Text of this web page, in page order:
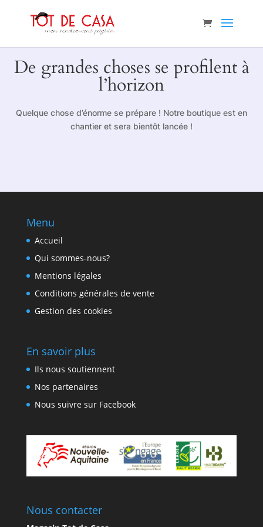
De grandes choses se profilent à
l’horizon
Quelque chose d’énorme se prépare ! Notre boutique est en
chantier et sera bientôt lancée !
Menu
Accueil
Qui sommes-nous?
Mentions légales
Conditions générales de vente
Gestion des cookies
En savoir plus
Ils nous soutiennent
Nos partenaires
Nous suivre sur Facebook
Nous contacter